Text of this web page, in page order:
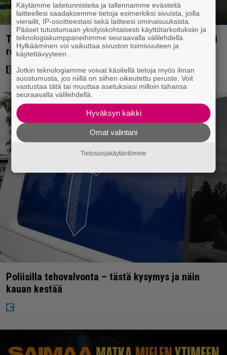
Tuleva videopelielokuva jäi Sam Neillin viimeiseksi
rooliksi
Poliisilla tehovalvonta – tästä kysymys ja näin
kauan kestää
Käytämme laitetunnisteita ja tallennamme evästeitä
laitteellesi saadaksemme tietoja esimerkiksi sivuista, joilla
vierailit, IP-osoitteestasi sekä laitteesi ominaisuuksista.
Pääset tutustumaan yksityiskohtaisesti käyttötarkoituksiin ja
teknologiakumppaneihimme seuraavalla välilehdellä.
Hylkääminen voi vaikuttaa sivuston toimivuuteen ja
käytettävyyteen.
Jotkin teknologiamme voivat käsitellä tietoja myös ilman
suostumusta, jos niillä on siihen oikeutettu peruste. Voit
vastustaa tätä tai muuttaa asetuksiasi milloin tahansa
seuraavalla välilehdellä.
Hyväksyn kaikki
Omat valintani
Tietosuojakäytäntömme